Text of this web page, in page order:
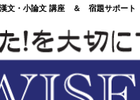
文・小論文 講座 ＆ 宿題サポー